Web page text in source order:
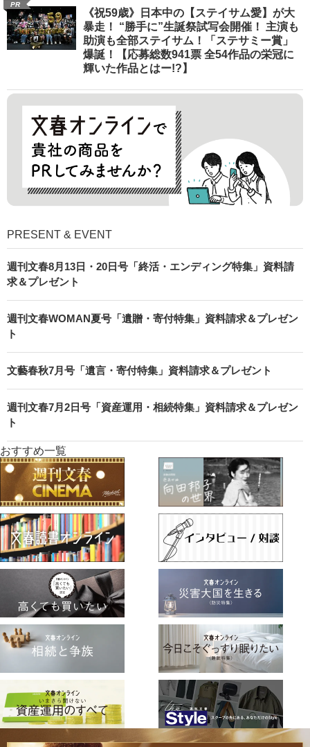
PR
《祝59歳》日本中の【ステイサム愛】が大
暴走！ “勝手に”生誕祭試写会開催！ 主演も
助演も全部ステイサム！「ステサミー賞」
爆誕！【応募総数941票 全54作品の栄冠に
輝いた作品とはー!?】
PRESENT & EVENT
週刊文春8月13日・20日号「終活・エンディング特集」資料請
求＆プレゼント
週刊文春WOMAN夏号「遺贈・寄付特集」資料請求＆プレゼン
ト
文藝春秋7月号「遺言・寄付特集」資料請求＆プレゼント
週刊文春7月2日号「資産運用・相続特集」資料請求＆プレゼン
ト
おすすめ一覧